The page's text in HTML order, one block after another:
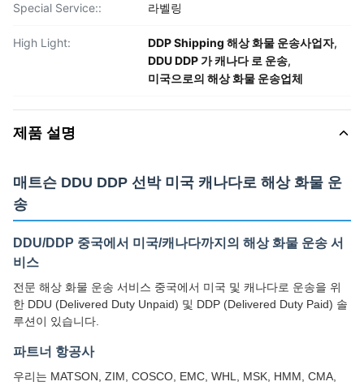
Special Service:: 라벨링
High Light: DDP Shipping 해상 화물 운송사업자,
DDU DDP 가 캐나다 로 운송,
미국으로의 해상 화물 운송업체
제품 설명
매트슨 DDU DDP 선박 미국 캐나다로 해상 화물 운
송
DDU/DDP 중국에서 미국/캐나다까지의 해상 화물 운송 서
비스
전문 해상 화물 운송 서비스 중국에서 미국 및 캐나다로 운송을 위
한 DDU (Delivered Duty Unpaid) 및 DDP (Delivered Duty Paid) 솔
루션이 있습니다.
파트너 항공사
우리는 MATSON, ZIM, COSCO, EMC, WHL, MSK, HMM, CMA,